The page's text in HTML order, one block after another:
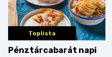
Toplista
Pénztárcabarát napi